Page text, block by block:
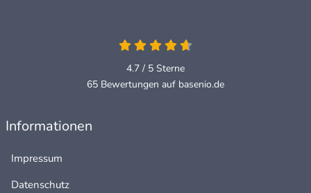
4.7 / 5 Sterne
65 Bewertungen auf basenio.de
Informationen
Impressum
Datenschutz